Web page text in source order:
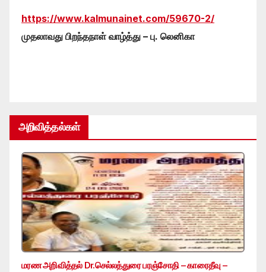
https://www.kalmunainet.com/59670-2/
முதலாவது பிறந்தநாள் வாழ்த்து – பு. லெனிகா
அறிவித்தல்கள்
மரண அறிவித்தல் Dr.செல்லத்துரை பரஞ்சோதி – காரைதீவு –